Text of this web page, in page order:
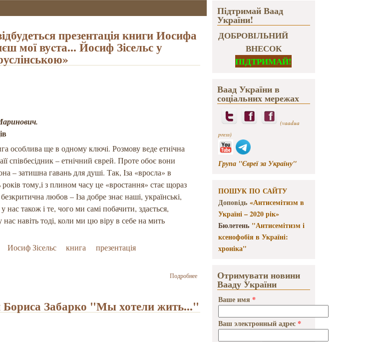
презентація книги Иосифа
мої вуcта... Йосиф Зісельс у
особлива ще в одному ключі. Розмову веде етнічна
співбесідник – етнічний єврей. Проте обоє вони
– затишна гавань для душі. Так, Іза «вросла» в
тому,і з плином часу це «вростання» стає щораз
любов – Іза добре знає наші, українські,
також і те, чого ми самі побачити, здається,
навіть тоді, коли ми цю віру в себе на мить
Иосиф Зісельс книга
презентація
Подробнеео 22 лютого в
відбудеться
презентація
Зісельса «Ти
відкриєш мої
Бориса Забарко "Мы хотели жить..."
Підтримай Ваад
України!
ДОБРОВІЛЬНИЙ
ВНЕСОК
ПІДТРИМАЙ!
Ваад України в
соціальних мережах
(vaadua
press)
Група "Євреї за Україну"
ПОШУК ПО САЙТУ
Доповідь «Антисемітизм в
Україні – 2020 рік»
Бюлетень "Антисемітизм і
ксенофобія в Україні:
хроніка"
Отримувати новини
Вааду України
Ваше имя *
Ваш электронный адрес *